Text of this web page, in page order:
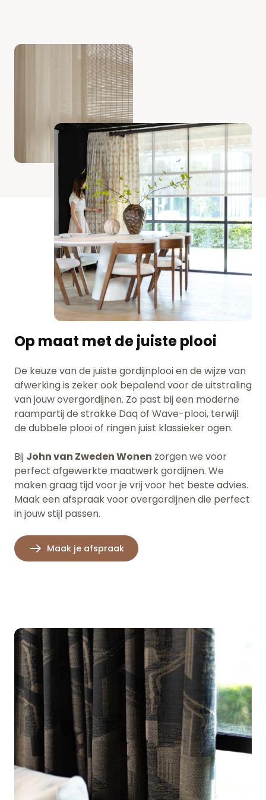
Op maat met de juiste plooi
De keuze van de juiste gordijnplooi en de wijze van
afwerking is zeker ook bepalend voor de uitstraling
van jouw overgordijnen. Zo past bij een moderne
raampartij de strakke Daq of Wave-plooi, terwijl
de dubbele plooi of ringen juist klassieker ogen.
Bij John van Zweden Wonen zorgen we voor
perfect afgewerkte maatwerk gordijnen. We
maken graag tijd voor je vrij voor het beste advies.
Maak een afspraak voor overgordijnen die perfect
in jouw stijl passen.
Maak je afspraak